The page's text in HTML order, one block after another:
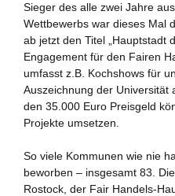
Sieger des alle zwei Jahre
Wettbewerbs war dieses Mal
ab jetzt den Titel „Hauptstadt
Engagement für den Fairen
umfasst z.B. Kochshows für
Auszeichnung der Universität
den 35.000 Euro Preisgeld
Projekte umsetzen.
So viele Kommunen wie nie
beworben – insgesamt 83.
Rostock, der Fair Handels-